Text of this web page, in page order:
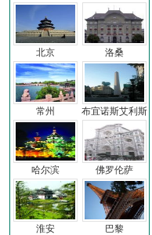
北京
常州
哈尔滨
淮安
洛桑
布宜诺斯艾利斯
佛罗伦萨
巴黎
车前子